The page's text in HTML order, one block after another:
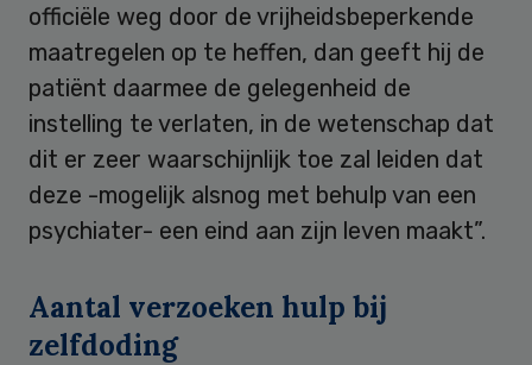
officiële weg door de vrijheidsbeperkende
maatregelen op te heffen, dan geeft hij de
patiënt daarmee de gelegenheid de
instelling te verlaten, in de wetenschap dat
dit er zeer waarschijnlijk toe zal leiden dat
deze -mogelijk alsnog met behulp van een
psychiater- een eind aan zijn leven maakt”.
Aantal verzoeken hulp bij
zelfdoding